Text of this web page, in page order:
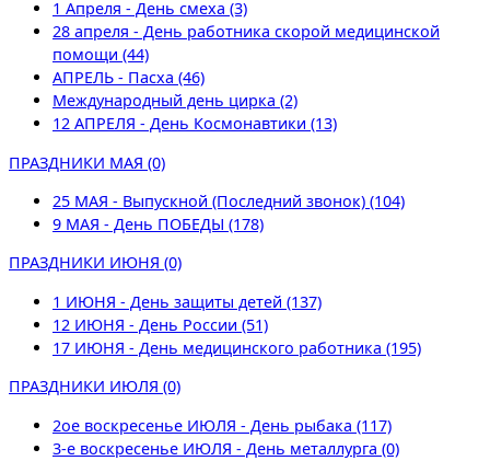
1 Апреля - День смеха (3)
28 апреля - День работника скорой медицинской
помощи (44)
АПРЕЛЬ - Пасха (46)
Международный день цирка (2)
12 АПРЕЛЯ - День Космонавтики (13)
ПРАЗДНИКИ МАЯ (0)
25 МАЯ - Выпускной (Последний звонок) (104)
9 МАЯ - День ПОБЕДЫ (178)
ПРАЗДНИКИ ИЮНЯ (0)
1 ИЮНЯ - День защиты детей (137)
12 ИЮНЯ - День России (51)
17 ИЮНЯ - День медицинского работника (195)
ПРАЗДНИКИ ИЮЛЯ (0)
2ое воскресенье ИЮЛЯ - День рыбака (117)
3-е воскресенье ИЮЛЯ - День металлурга (0)